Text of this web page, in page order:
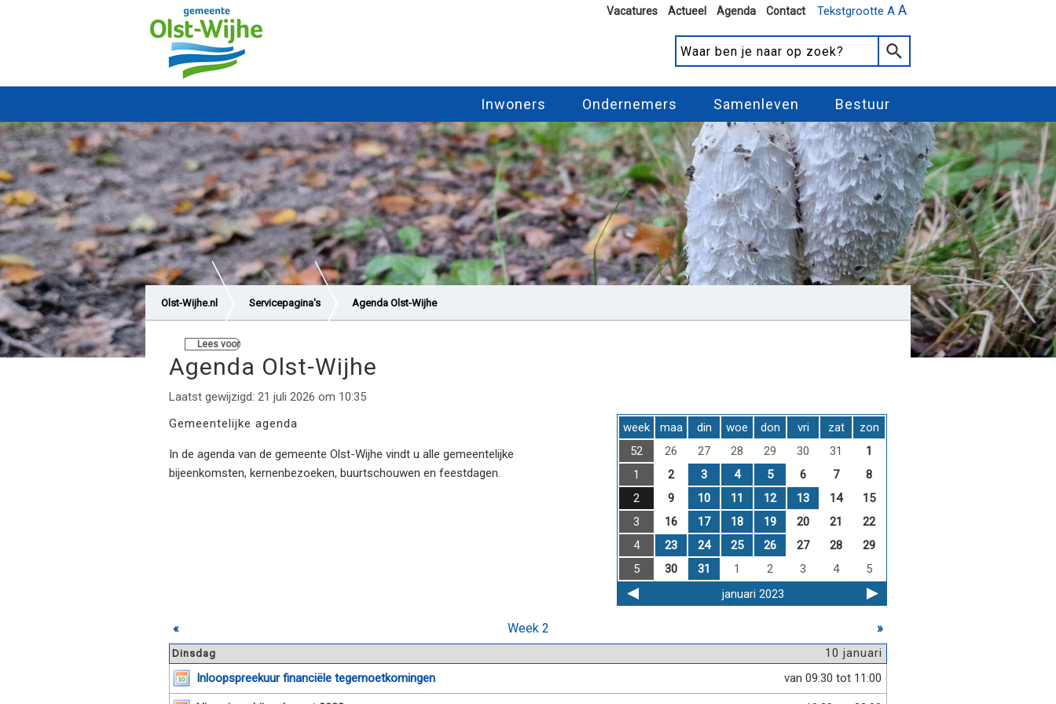
Tekstgrootte A A
Vacatures Actueel Agenda Contact
Inwoners Ondernemers Samenleven Bestuur
Olst-Wijhe.nl Servicepagina's Agenda Olst-Wijhe
Lees voor
Agenda Olst-Wijhe
Laatst gewijzigd: 21 juli 2026 om 10:35
Gemeentelijke agenda
In de agenda van de gemeente Olst-Wijhe vindt u alle gemeentelijke
bijeenkomsten, kernenbezoeken, buurtschouwen en feestdagen.
week maa din woe don vri zat
zon
52
26 27 28 29 30 31
1
1
2 3 4 5 6 7
8
2
9 10 11 12 13 14
15
3
16 17 18 19 20 21
22
4
23 24 25 26 27 28
29
5
30 31 1 2 3 4
5
januari 2023
« Week 2 »
10 januari
Dinsdag
van 09:30 tot 11:00
Inloopspreekuur financiële tegemoetkomingen